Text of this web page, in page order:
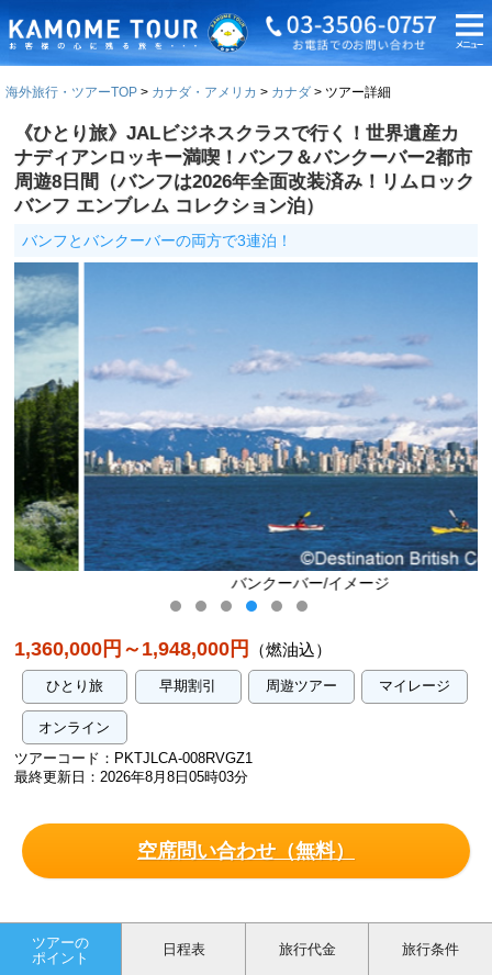
海外旅行・ツアーTOP カナダ・アメリカ カナダ ツアー詳細
《ひとり旅》JALビジネスクラスで行く！世界遺産カ
ナディアンロッキー満喫！バンフ＆バンクーバー2都市
周遊8日間（バンフは2026年全面改装済み！リムロック
バンフ エンブレム コレクション泊）
バンフとバンクーバーの両方で3連泊！
バンクーバー/イメージ
1,360,000円～1,948,000円 （燃油込）
ひとり旅 早期割引 周遊ツアー マイレージ
オンライン
ツアーコード：PKTJLCA-008RVGZ1
最終更新日：2026年8月8日05時03分
空席問い合わせ（無料）
ツアーの
ポイント
日程表 旅行代金 旅行条件